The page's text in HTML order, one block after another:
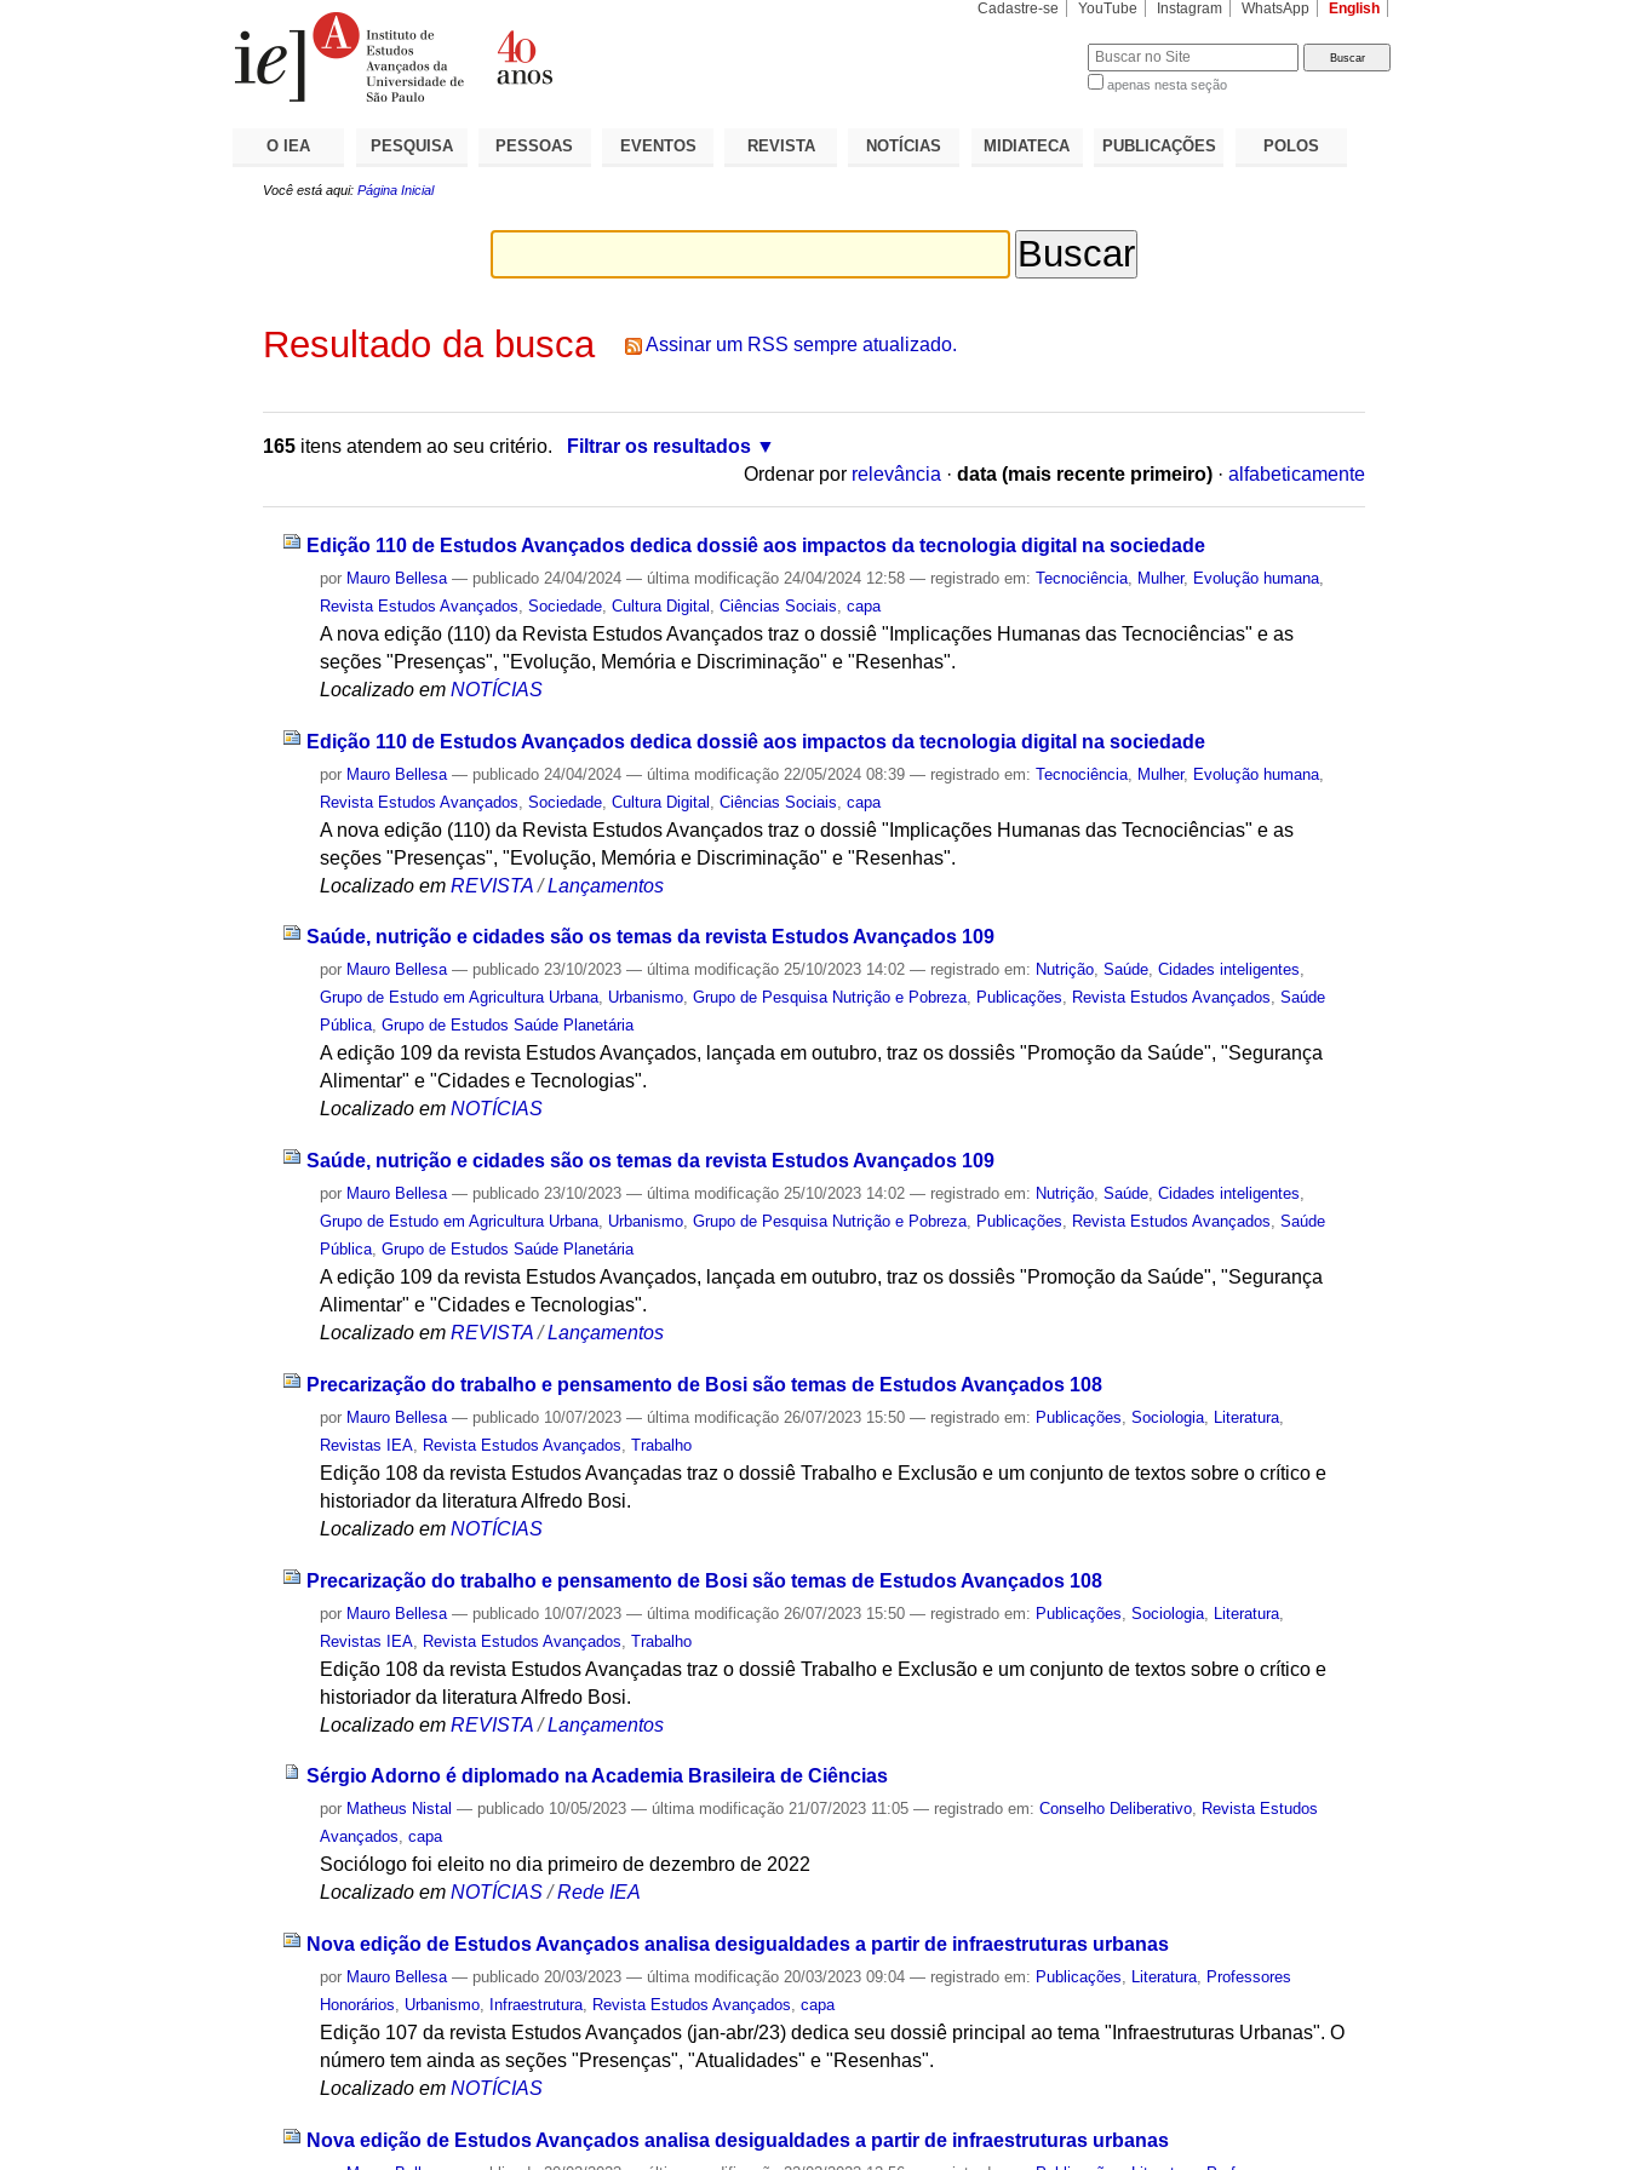
Cadastre-se YouTube Instagram WhatsApp English
apenas nesta seção
O IEA PESQUISA PESSOAS EVENTOS REVISTA NOTÍCIAS MIDIATECA PUBLICAÇÕES POLOS
Você está aqui: Página Inicial
Resultado da busca Assinar um RSS sempre atualizado.
165 itens atendem ao seu critério.
Filtrar os resultados
Ordenar por relevância · data (mais recente primeiro) · alfabeticamente
Edição 110 de Estudos Avançados dedica dossiê aos impactos da tecnologia digital na sociedade
por Mauro Bellesa — publicado 24/04/2024— última modificação 24/04/2024 12:58— registrado em:Tecnociência Mulher, Evolução humana
Revista Estudos Avançados ,Sociedade ,Cultura Digital ,Ciências Sociais ,capa
A nova edição (110) da Revista Estudos Avançados traz o dossiê "Implicações Humanas das Tecnociências" e as
seções "Presenças", "Evolução, Memória e Discriminação" e "Resenhas".
Localizado em NOTÍCIAS
Edição 110 de Estudos Avançados dedica dossiê aos impactos da tecnologia digital na sociedade
por Mauro Bellesa — publicado 24/04/2024— última modificação 22/05/2024 08:39— registrado em:Tecnociência Mulher, Evolução humana
Revista Estudos Avançados ,Sociedade ,Cultura Digital ,Ciências Sociais ,capa
A nova edição (110) da Revista Estudos Avançados traz o dossiê "Implicações Humanas das Tecnociências" e as
seções "Presenças", "Evolução, Memória e Discriminação" e "Resenhas".
Localizado em REVISTA /Lançamentos
Saúde, nutrição e cidades são os temas da revista Estudos Avançados 109
por Mauro Bellesa — publicado 23/10/2023— última modificação 25/10/2023 14:02— registrado em: Nutrição,Saúde,Cidades inteligentes,
Grupo de Estudo em Agricultura Urbana, Urbanismo,Grupo de Pesquisa Nutrição e Pobreza, Publicações, Revista Estudos Avançados,Saúde
Pública,Grupo de Estudos Saúde Planetária
A edição 109 da revista Estudos Avançados, lançada em outubro, traz os dossiês "Promoção da Saúde", "Segurança
Alimentar" e "Cidades e Tecnologias".
Localizado em NOTÍCIAS
Saúde, nutrição e cidades são os temas da revista Estudos Avançados 109
por Mauro Bellesa — publicado 23/10/2023— última modificação 25/10/2023 14:02— registrado em: Nutrição,Saúde,Cidades inteligentes,
Grupo de Estudo em Agricultura Urbana, Urbanismo,Grupo de Pesquisa Nutrição e Pobreza, Publicações, Revista Estudos Avançados,Saúde
Pública,Grupo de Estudos Saúde Planetária
A edição 109 da revista Estudos Avançados, lançada em outubro, traz os dossiês "Promoção da Saúde", "Segurança
Alimentar" e "Cidades e Tecnologias".
Localizado em REVISTA /Lançamentos
Precarização do trabalho e pensamento de Bosi são temas de Estudos Avançados 108
por Mauro Bellesa — publicado 10/07/2023— última modificação 26/07/2023 15:50— registrado em: Publicações ,Sociologia Literatura
Revistas IEA
Revista Estudos Avançados ,Trabalho
Edição 108 da revista Estudos Avançadas traz o dossiê Trabalho e Exclusão e um conjunto de textos sobre o crítico e
historiador da literatura Alfredo Bosi.
Localizado em NOTÍCIAS
Precarização do trabalho e pensamento de Bosi são temas de Estudos Avançados 108
por Mauro Bellesa — publicado 10/07/2023— última modificação 26/07/2023 15:50— registrado em: Publicações ,Sociologia Literatura
Revistas IEA Revista Estudos Avançados ,Trabalho
Edição 108 da revista Estudos Avançadas traz o dossiê Trabalho e Exclusão e um conjunto de textos sobre o crítico e
historiador da literatura Alfredo Bosi.
Localizado em REVISTA /Lançamentos
Sérgio Adorno é diplomado na Academia Brasileira de Ciências
por Matheus Nistal — publicado 10/05/2023— última modificação 21/07/2023 11:05— registrado em:Conselho Deliberativo, Revista Estudos
Avançados,capa
Sociólogo foi eleito no dia primeiro de dezembro de 2022
Localizado em NOTÍCIAS /Rede IEA
Nova edição de Estudos Avançados analisa desigualdades a partir de infraestruturas urbanas
por Mauro Bellesa — publicado 20/03/2023— última modificação 20/03/2023 09:04— registrado em: Publicações Literatura
Professores
Honorários
Urbanismo Infraestrutura Revista Estudos Avançados ,capa
Edição 107 da revista Estudos Avançados (jan-abr/23) dedica seu dossiê principal ao tema "Infraestruturas Urbanas". O
número tem ainda as seções "Presenças", "Atualidades" e "Resenhas".
Localizado em NOTÍCIAS
Nova edição de Estudos Avançados analisa desigualdades a partir de infraestruturas urbanas